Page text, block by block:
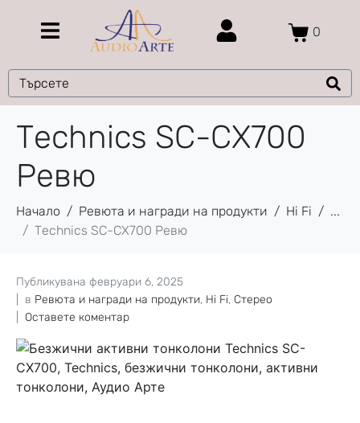
0
Technics SC-CX700
Ревю
Начало Ревюта и награди на продукти Hi Fi
...
Technics SC-CX700 Ревю
Публикувана февруари 6, 2025
в Ревюта и награди на продукти, Hi Fi, Стерео
Оставете коментар